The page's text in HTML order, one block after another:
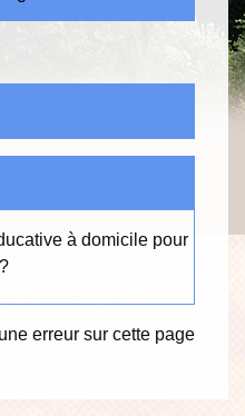
à domicile pour
erreur sur cette page